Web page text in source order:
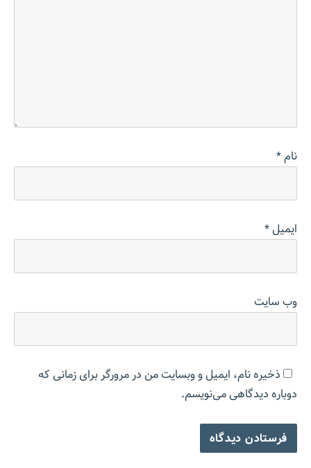
نام*
ایمیل*
وب‌ سایت
ذخیره نام، ایمیل و وبسایت من در مرورگر برای زمانی که
دوباره دیدگاهی می‌نویسم.